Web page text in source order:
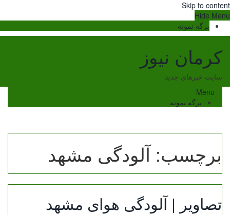
Skip to content
Hide Menu
برگه نمونه
کرمان نیوز
سایت خبرهای جدید
Menu
برگه نمونه
برچسب:آلودگی مشهد
تصاویر | آلودگی هوای مشهد